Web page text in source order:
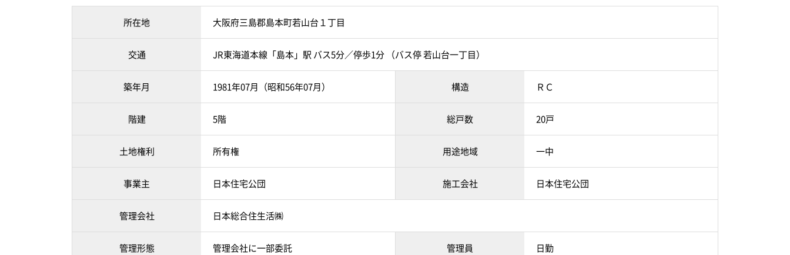
所在地 大阪府三島郡島本町若山台１丁目
交通 JR東海道本線「島本」駅 バス5分／停歩1分 （バス停 若山台一丁目）
築年月 1981年07月（昭和56年07月） 構造 ＲＣ
階建 5階 総戸数 20戸
土地権利 所有権 用途地域 一中
事業主 日本住宅公団 施工会社 日本住宅公団
管理会社 日本総合住生活㈱
管理形態 管理会社に一部委託 管理員 日勤